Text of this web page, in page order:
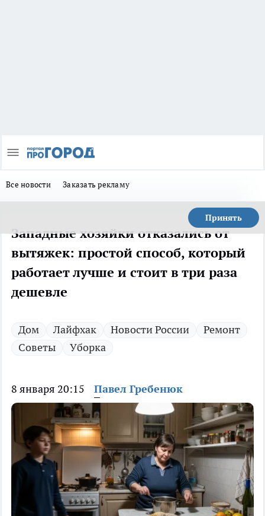
Все новости Заказать рекламу
Принять
Западные хозяйки отказались от
вытяжек: простой способ, который
работает лучше и стоит в три раза
дешевле
Дом Лайфхак Новости России
Ремонт
Советы
Уборка
8 января 20:15 Павел Гребенюк